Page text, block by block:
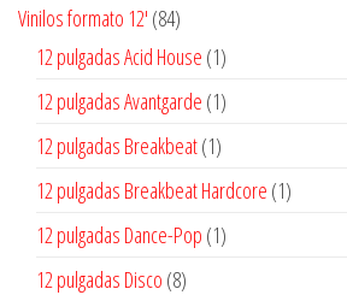
Vinilos formato 12' 8484
productos
12 pulgadas Acid House 11
producto
12 pulgadas Avantgarde 11
12 pulgadas Breakbeat 11
producto
12 pulgadas Breakbeat Hardcore 11
12 pulgadas Dance-Pop 11
12 pulgadas Disco 88